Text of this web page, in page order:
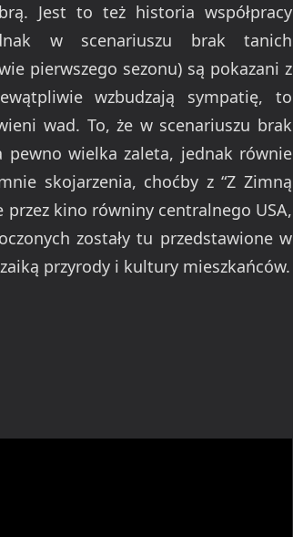
Jest to też historia współpracy
w scenariuszu brak tanich
pierwszego sezonu) są pokazani z
wzbudzają sympatię, to
wad. To, że w scenariuszu brak
wielka zaleta, jednak równie
skojarzenia, choćby z “Z Zimną
przez kino równiny centralnego USA,
zostały tu przedstawione w
przyrody i kultury mieszkańców.